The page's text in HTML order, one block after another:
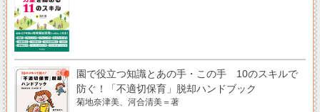
園で役立つ知識とあの手・この手 10のスキルで
防ぐ！「不適切保育」脱却ハンドブック
菊地奈津美、河合清美＝著